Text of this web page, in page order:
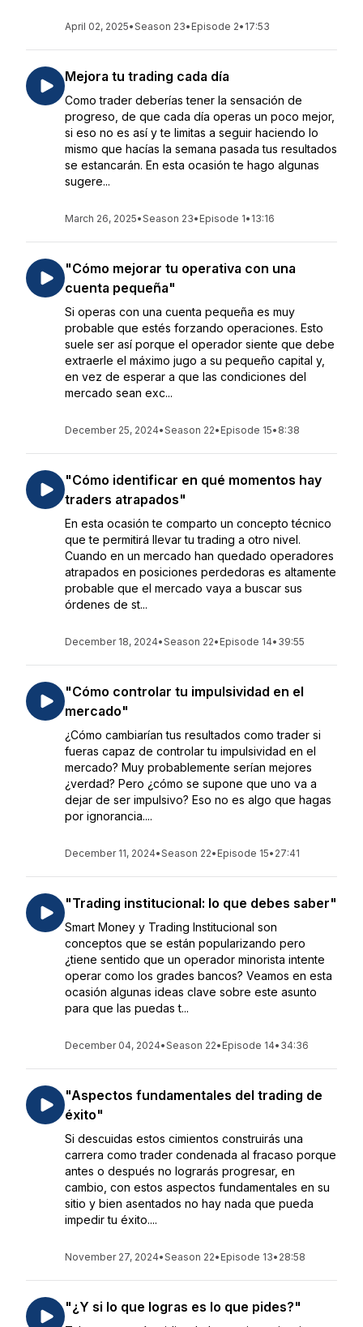
April 02, 2025•Season 23• Episode 2• 17:53
Mejora tu trading cada día
Como trader deberías tener la sensación de
progreso, de que cada día operas un poco mejor,
si eso no es así y te limitas a seguir haciendo lo
mismo que hacías la semana pasada tus resultados
se estancarán. En esta ocasión te hago algunas
sugere...
March 26, 2025•Season 23• Episode 1• 13:16
"Cómo mejorar tu operativa con una
cuenta pequeña"
Si operas con una cuenta pequeña es muy
probable que estés forzando operaciones. Esto
suele ser así porque el operador siente que debe
extraerle el máximo jugo a su pequeño capital y,
en vez de esperar a que las condiciones del
mercado sean exc...
December 25, 2024•Season 22• Episode 15• 8:38
"Cómo identificar en qué momentos hay
traders atrapados"
En esta ocasión te comparto un concepto técnico
que te permitirá llevar tu trading a otro nivel.
Cuando en un mercado han quedado operadores
atrapados en posiciones perdedoras es altamente
probable que el mercado vaya a buscar sus
órdenes de st...
December 18, 2024•Season 22• Episode 14• 39:55
"Cómo controlar tu impulsividad en el
mercado"
¿Cómo cambiarían tus resultados como trader si
fueras capaz de controlar tu impulsividad en el
mercado? Muy probablemente serían mejores
¿verdad? Pero ¿cómo se supone que uno va a
dejar de ser impulsivo? Eso no es algo que hagas
por ignorancia....
December 11, 2024•Season 22• Episode 15• 27:41
"Trading institucional: lo que debes saber"
Smart Money y Trading Institucional son
conceptos que se están popularizando pero
¿tiene sentido que un operador minorista intente
operar como los grades bancos? Veamos en esta
ocasión algunas ideas clave sobre este asunto
para que las puedas t...
December 04, 2024•Season 22• Episode 14• 34:36
"Aspectos fundamentales del trading de
éxito"
Si descuidas estos cimientos construirás una
carrera como trader condenada al fracaso porque
antes o después no lograrás progresar, en
cambio, con estos aspectos fundamentales en su
sitio y bien asentados no hay nada que pueda
impedir tu éxito....
November 27, 2024•Season 22• Episode 13• 28:58
"¿Y si lo que logras es lo que pides?"